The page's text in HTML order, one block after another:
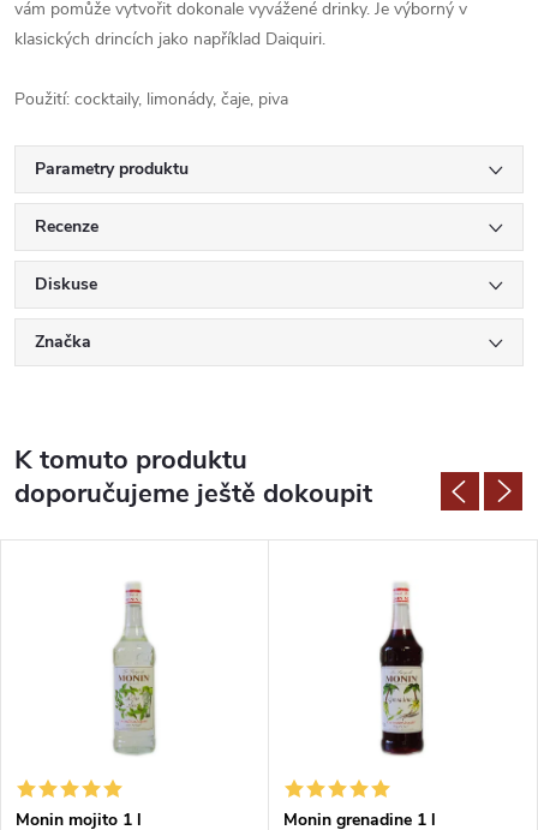
vám pomůže vytvořit dokonale vyvážené drinky. Je výborný v
klasických drincích jako například Daiquiri.
Použití: cocktaily, limonády, čaje, piva
Parametry produktu
Recenze
Diskuse
Značka
K tomuto produktu
doporučujeme ještě dokoupit
Monin mojito 1 l Monin grenadine 1 l